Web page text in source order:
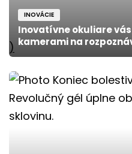
)
INOVÁCIE
Inovatívne okuliare
kamerami na